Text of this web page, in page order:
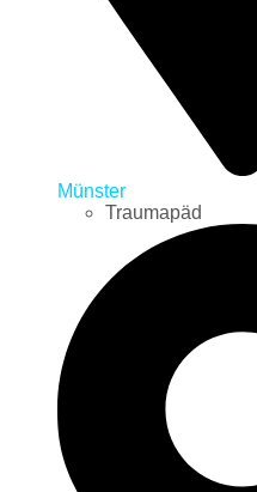
Münster
Traumapäd